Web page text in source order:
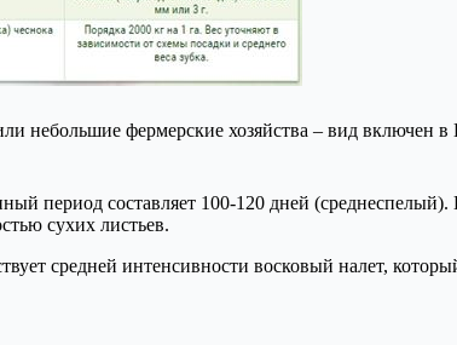
небольшие фермерские хозяйства – вид включен
период составляет 100-120 дней
сухих листьев.
средней интенсивности восковый налет,